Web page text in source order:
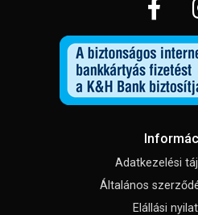
Adatkezelési
Általános
Elállási